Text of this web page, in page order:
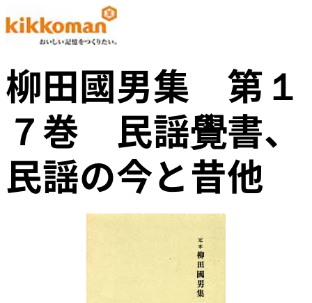
柳田國男集 第１
７巻 民謡覺書、
民謡の今と昔他